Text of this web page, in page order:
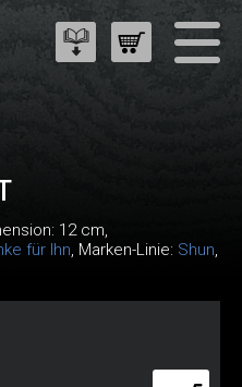
12 cm,
für Ihn, Marken-Linie: Shun,